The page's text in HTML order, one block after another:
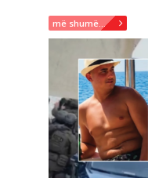
më shumë...